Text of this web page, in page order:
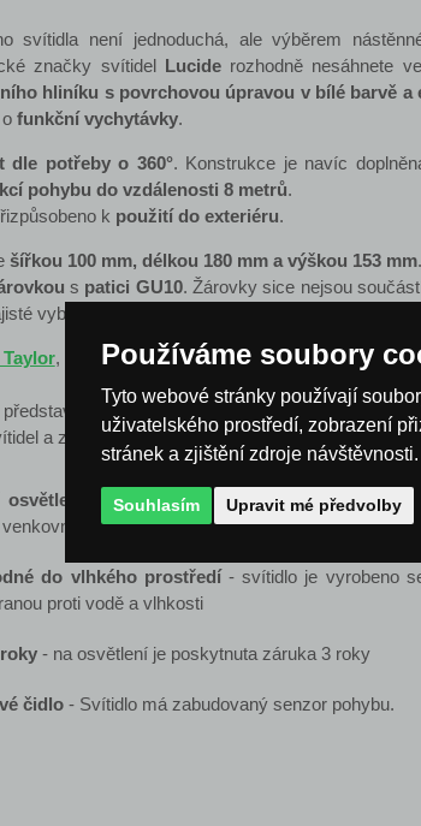
svítidla není jednoduchá, ale výběrem
značky svítidel Lucide rozhodně nesáhnete
hliníku s povrchovou úpravou v bílé barvě a
funkční vychytávky.
dle potřeby o 360°. Konstrukce je navíc
pohybu do vzdálenosti 8 metrů.
k použití do exteriéru.
šířkou 100 mm, délkou 180 mm a výškou 153 mm.
s patici GU10. Žárovky sice nejsou
vyberete.
Taylor, ve které naleznete mnoho dalších variant
v naší široké nabídce
naleznete
a zajisté si to své vyberete i Vy.
- díky vysokému IP krytí je světlo
prostoru
do vlhkého prostředí- svítidlo je vyrobeno
proti vodě a vlhkosti
- na osvětlení je poskytnuta záruka 3 roky
čidlo - Svítidlo má zabudovaný senzor pohybu.
Používáme soubory
Tyto webové stránky používají
uživatelského prostředí, zobrazení
stránek a zjištění zdroje návštěvnosti.
Souhlasím Upravit mé předvolby